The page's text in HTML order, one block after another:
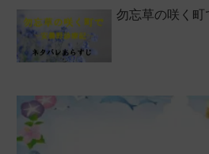
勿忘草の咲く町